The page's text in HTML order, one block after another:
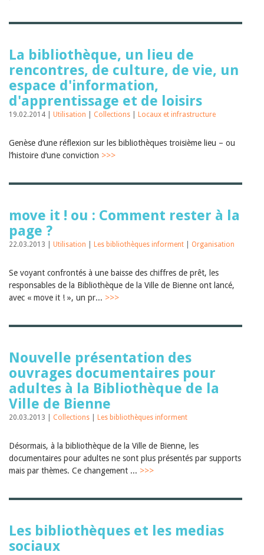
Décembre 2025
Novembre 2025
Septembre 2025
Juillet 2025
Juin 2025
Mars 2025
Février 2025
2024
2023
2017
2016
2015
2012
La bibliothèque, un lieu de
rencontres, de culture, de vie, un
espace d'information,
d'apprentissage et de loisirs
19.02.2014 | Utilisation Collections Locaux et infrastructure
Genèse d’une réflexion sur les bibliothèques troisième lieu – ou
l’histoire d’une conviction >>>
move it ! ou : Comment rester à la
page ?
22.03.2013 | Utilisation Les bibliothèques informent Organisation
Se voyant confrontés à une baisse des chiffres de prêt, les
responsables de la Bibliothèque de la Ville de Bienne ont lancé,
avec « move it ! », un pr... >>>
Nouvelle présentation des
ouvrages documentaires pour
adultes à la Bibliothèque de la
Ville de Bienne
20.03.2013 | Collections Les bibliothèques informent
Désormais, à la bibliothèque de la Ville de Bienne, les
documentaires pour adultes ne sont plus présentés par supports
mais par thèmes. Ce changement ... >>>
Les bibliothèques et les medias
sociaux